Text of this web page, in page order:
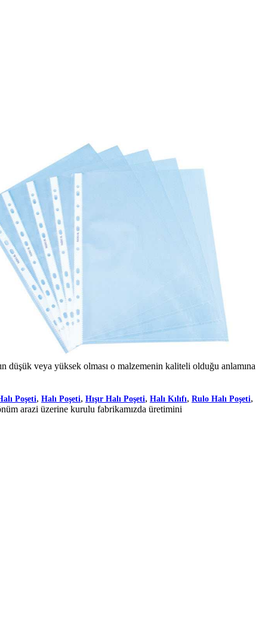
düşük veya yüksek olması o malzemenin kaliteli olduğu anlamına
Poşeti, Halı Poşeti, Hışır Halı Poşeti, Halı Kılıfı, Rulo Halı Poşeti,
arazi üzerine kurulu fabrikamızda üretimini